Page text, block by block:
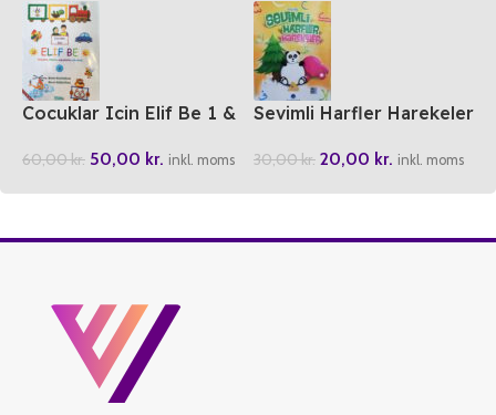
Cocuklar Icin Elif Be 1 &
60,00kr. 50,00 kr. inkl. moms
Sevimli Harfler Harekeler
30,00kr. 20,00 kr. inkl. moms